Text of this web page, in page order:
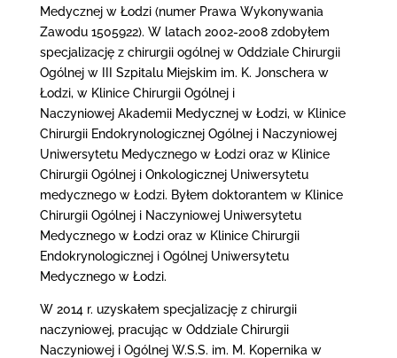
Medycznej w Łodzi (numer Prawa Wykonywania
Zawodu 1505922). W latach 2002-2008 zdobyłem
specjalizację z chirurgii ogólnej w Oddziale Chirurgii
Ogólnej w III Szpitalu Miejskim im. K. Jonschera w
Łodzi, w Klinice Chirurgii Ogólnej i
Naczyniowej Akademii Medycznej w Łodzi, w Klinice
Chirurgii Endokrynologicznej Ogólnej i Naczyniowej
Uniwersytetu Medycznego w Łodzi oraz w Klinice
Chirurgii Ogólnej i Onkologicznej Uniwersytetu
medycznego w Łodzi. Byłem doktorantem w Klinice
Chirurgii Ogólnej i Naczyniowej Uniwersytetu
Medycznego w Łodzi oraz w Klinice Chirurgii
Endokrynologicznej i Ogólnej Uniwersytetu
Medycznego w Łodzi.
W 2014 r. uzyskałem specjalizację z chirurgii
naczyniowej, pracując w Oddziale Chirurgii
Naczyniowej i Ogólnej W.S.S. im. M. Kopernika w